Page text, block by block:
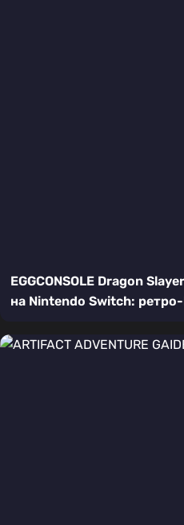
EGGCONSOLE Dragon
на Nintendo Switch: